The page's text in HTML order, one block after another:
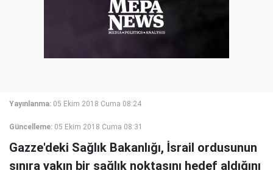
Yayınlanma: 05 Ekim 2018 Cuma 08:24
Güncelleme: 05 Ekim 2018 Cuma 08:31
Gazze'deki Sağlık Bakanlığı, İsrail ordusunun
sınıra yakın bir sağlık noktasını hedef aldığını